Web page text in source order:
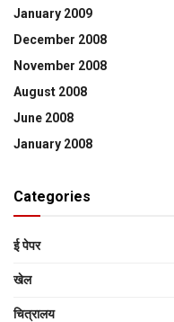
January 2009
December 2008
November 2008
August 2008
June 2008
January 2008
Categories
ई पेपर
खेल
चित्रालय